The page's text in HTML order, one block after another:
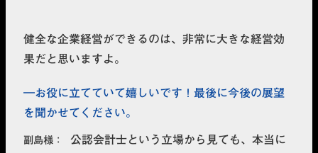
健全な企業経営ができるのは、非常に大きな経営効
果だと思いますよ。
お役に立てていて嬉しいです！最後に今後の展望
を聞かせてください。
副島様
公認会計士という立場から見ても、本当に